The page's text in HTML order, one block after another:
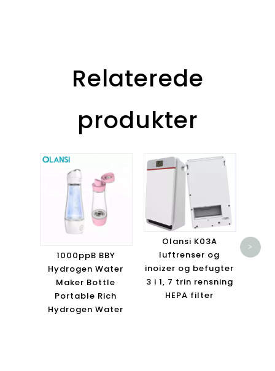
Relaterede
produkter
1000ppB BBY
Hydrogen Water
Maker Bottle
Portable Rich
Hydrogen Water
Olansi K03A
luftrenser og
inoizer og befugter
3 i 1, 7 trin rensning
HEPA filter
>